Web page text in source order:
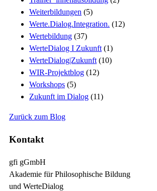
Weiterbildungen (5)
Werte.Dialog.Integration. (12)
Wertebildung (37)
WerteDialog I Zukunft (1)
WerteDialog|Zukunft (10)
WIR-Projektblog (12)
Workshops (5)
Zukunft im Dialog (11)
Zurück zum Blog
Kontakt
gfi gGmbH
Akademie für Philosophische Bildung
und WerteDialog